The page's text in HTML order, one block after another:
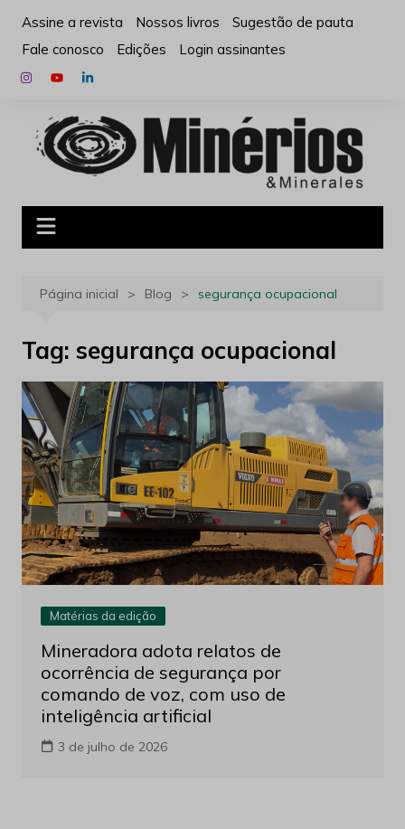
para
conteúdo
Assine a revista Nossos livros
Sugestão de pauta
Fale conosco
Edições Login assinantes
Página inicial Blog segurança ocupacional
Tag: segurança ocupacional
Matérias da edição
Mineradora adota relatos de
ocorrência de segurança por
comando de voz, com uso de
inteligência artificial
3 de julho de 2026